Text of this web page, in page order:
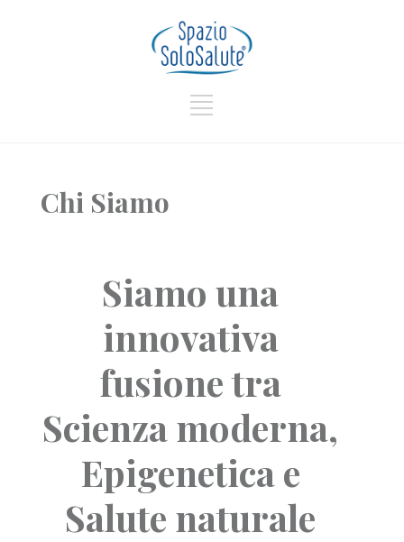
Chi Siamo
Siamo una
innovativa
fusione tra
Scienza moderna,
Epigenetica e
Salute naturale